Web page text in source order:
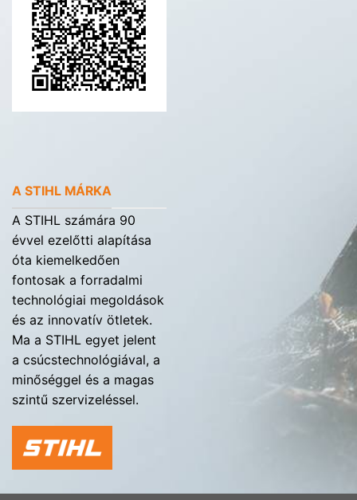
A STIHL MÁRKA
A STIHL számára 90
évvel ezelőtti alapítása
óta kiemelkedően
fontosak a forradalmi
technológiai megoldások
és az innovatív ötletek.
Ma a STIHL egyet jelent
a csúcstechnológiával, a
minőséggel és a magas
szintű szervizeléssel.